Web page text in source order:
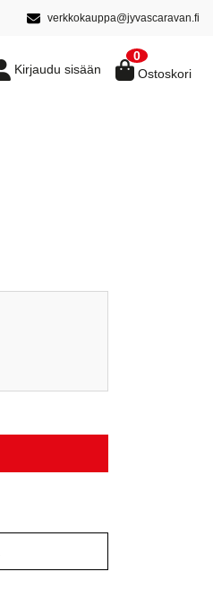
verkkokauppa@jyvascaravan.fi
Kirjaudu sisään
0
Ostoskori